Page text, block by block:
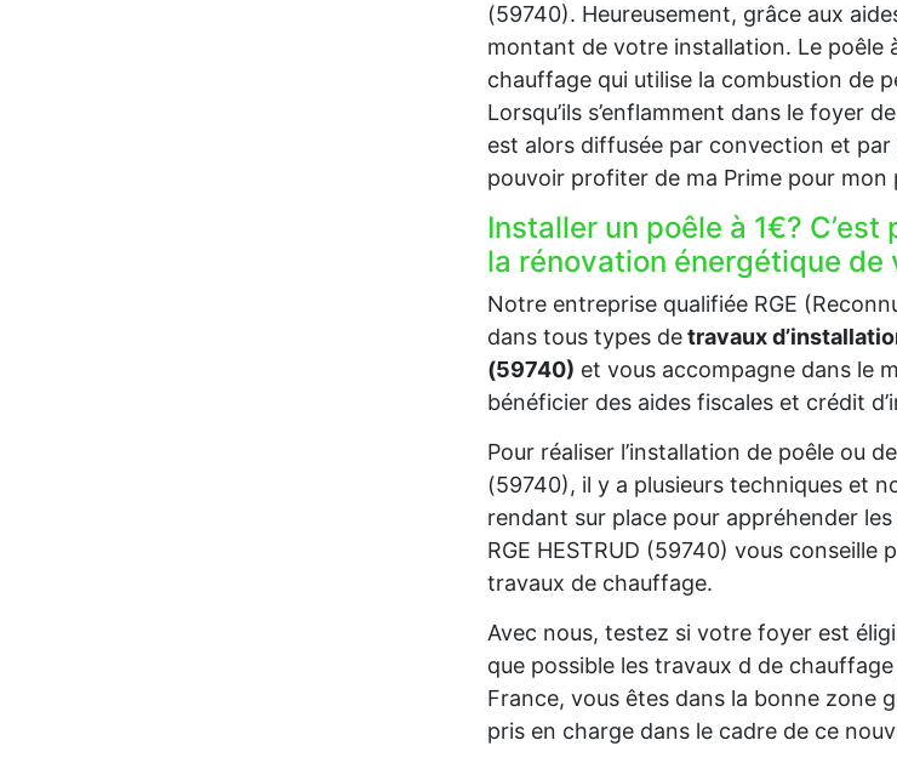
(59740). Heureusement, grâce aux
montant de votre installation. Le poêle
chauffage qui utilise la combustion de
Lorsqu’ils s’enflamment dans le foyer
est alors diffusée par convection et
pouvoir profiter de ma Prime pour mon
Installer un poêle à 1€?
la rénovation énergétique de
Notre entreprise qualifiée RGE
dans tous types detravaux
(59740) et vous accompagne dans le
bénéficier des aides fiscales et crédit
Pour réaliser l’installation de poêle ou
(59740), il y a plusieurs techniques et
rendant sur place pour appréhender
RGE HESTRUD (59740) vous conseille
travaux de chauffage.
Avec nous, testez si votre foyer est
que possible les travaux d de
France, vous êtes dans la bonne zone
pris en charge dans le cadre de ce